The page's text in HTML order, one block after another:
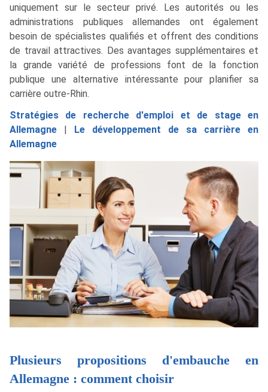
uniquement sur le secteur privé. Les autorités ou les
administrations publiques allemandes ont également
besoin de spécialistes qualifiés et offrent des conditions
de travail attractives. Des avantages supplémentaires et
la grande variété de professions font de la fonction
publique une alternative intéressante pour planifier sa
carrière outre-Rhin.
Stratégies de recherche d'emploi et de stage en
Allemagne
Le développement de sa carrière en
Allemagne
Plusieurs propositions d'embauche en
Allemagne : comment choisir